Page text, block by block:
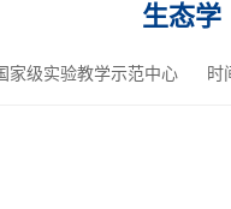
生态学
家级实验教学示范中心 时